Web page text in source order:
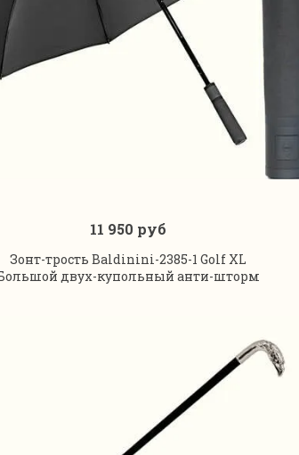
В корзину
11 950 руб
Зонт-трость Baldinini-2385-1 Golf XL
двух-купольный анти-шторм